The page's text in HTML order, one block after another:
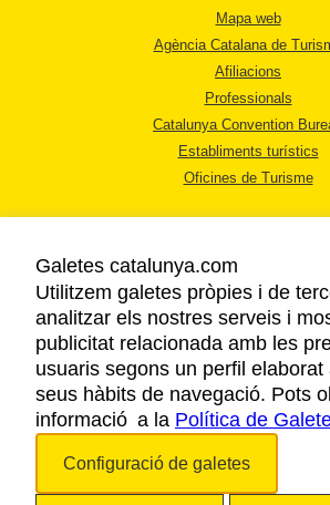
Mapa web
Agència Catalana de
Afiliacions
Professionals
Catalunya Convention
Establiments turístics
Oficines de Turisme
AVÍS LEGAL
POLÍTICA DE PRIVACITAT
COOKIES
ACCESSIBILITAT
Galetes catalunya.com
Utilitzem galetes pròpies i de
analitzar els nostres serveis i
publicitat relacionada amb les
usuaris segons un perfil elaborat
seus hàbits de navegació. Pots
informació a la Política de
Configuració de galetes